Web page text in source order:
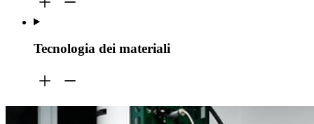
Tecnologia dei materiali